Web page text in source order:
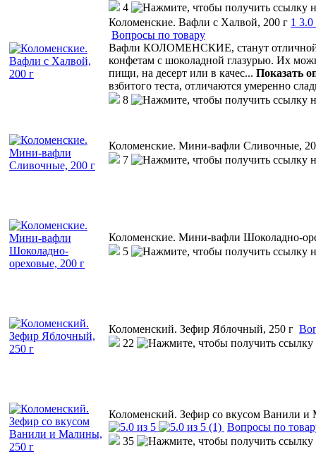
4
Коломенские. Вафли с Халвой, 200 г 1 3.0
Вопросы по товару
Вафли КОЛОМЕНСКИЕ, станут отличной
конфетам с шоколадной глазурью. Их
пищи, на десерт или в качес... Показать
взбитого теста, отличаются умеренно
8
Коломенские. Мини-вафли Сливочные,
7
Коломенские. Мини-вафли Шоколадно-
5
Коломенский. Зефир Яблочный, 250 г
22
Коломенский. Зефир со вкусом Ванили и
(1) Вопросы по
35